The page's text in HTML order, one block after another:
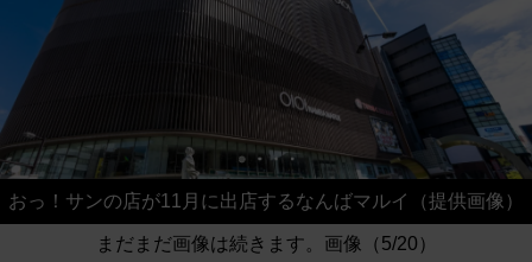
おっ！サンの店が11月に出店するなんばマルイ（提供画像）
まだまだ画像は続きます。画像（5/20）